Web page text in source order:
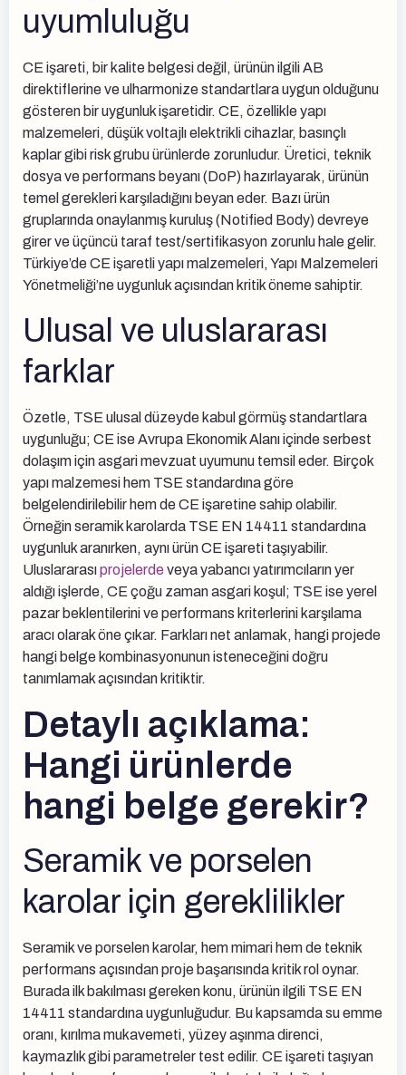
uyumluluğu
CE işareti, bir kalite belgesi değil, ürünün ilgili AB
direktiflerine ve ulharmonize standartlara uygun olduğunu
gösteren bir uygunluk işaretidir. CE, özellikle yapı
malzemeleri, düşük voltajlı elektrikli cihazlar, basınçlı
kaplar gibi risk grubu ürünlerde zorunludur. Üretici, teknik
dosya ve performans beyanı (DoP) hazırlayarak, ürünün
temel gerekleri karşıladığını beyan eder. Bazı ürün
gruplarında onaylanmış kuruluş (Notified Body) devreye
girer ve üçüncü taraf test/sertifikasyon zorunlu hale gelir.
Türkiye’de CE işaretli yapı malzemeleri, Yapı Malzemeleri
Yönetmeliği’ne uygunluk açısından kritik öneme sahiptir.
Ulusal ve uluslararası
farklar
Özetle, TSE ulusal düzeyde kabul görmüş standartlara
uygunluğu; CE ise Avrupa Ekonomik Alanı içinde serbest
dolaşım için asgari mevzuat uyumunu temsil eder. Birçok
yapı malzemesi hem TSE standardına göre
belgelendirilebilir hem de CE işaretine sahip olabilir.
Örneğin seramik karolarda TSE EN 14411 standardına
uygunluk aranırken, aynı ürün CE işareti taşıyabilir.
Uluslararasıprojelerde veya yabancı yatırımcıların yer
aldığı işlerde, CE çoğu zaman asgari koşul; TSE ise yerel
pazar beklentilerini ve performans kriterlerini karşılama
aracı olarak öne çıkar. Farkları net anlamak, hangi projede
hangi belge kombinasyonunun isteneceğini doğru
tanımlamak açısından kritiktir.
Detaylı açıklama:
Hangi ürünlerde
hangi belge gerekir?
Seramik ve porselen
karolar için gereklilikler
Seramik ve porselen karolar, hem mimari hem de teknik
performans açısından proje başarısında kritik rol oynar.
Burada ilk bakılması gereken konu, ürünün ilgili TSE EN
14411 standardına uygunluğudur. Bu kapsamda su emme
oranı, kırılma mukavemeti, yüzey aşınma direnci,
kaymazlık gibi parametreler test edilir. CE işareti taşıyan